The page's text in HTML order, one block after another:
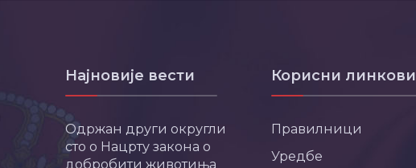
Најновије вести
Одржан други округли
сто о Нацрту закона о
добробити животиња
Корисни линкови
Правилници
Уредбе